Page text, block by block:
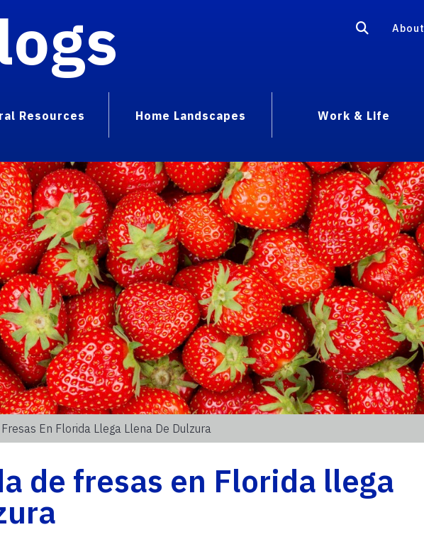
About
Resources Home Landscapes Work & Life
En Florida Llega Llena De Dulzura
de fresas en Florida llega